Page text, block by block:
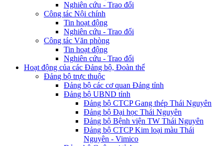
Nghiên cứu - Trao đổi
Công tác Nội chính
Tin hoạt động
Nghiên cứu - Trao đổi
Công tác Văn phòng
Tin hoạt động
Nghiên cứu - Trao đổi
Hoạt động của các Đảng bộ, Đoàn thể
Đảng bộ trực thuộc
Đảng bộ các cơ quan Đảng tỉnh
Đảng bộ UBND tỉnh
Đảng bộ CTCP Gang thép Thái Nguyên
Đảng bộ Đại học Thái Nguyên
Đảng bộ Bệnh viện TW Thái Nguyên
Đảng bộ CTCP Kim loại màu Thái
Nguyên - Vimico